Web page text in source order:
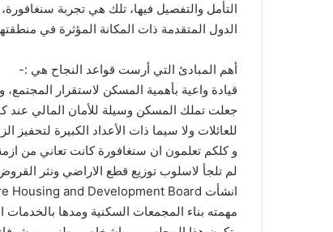
التأمل والتفصيل فيها، تلك هي تجربة
الدول المتقدمة ذات المكانة المؤثرة في
أهم المبادئ التي أرست قواعد النجاح هي :-
قيادة واعية بأهمية المسكن لاستقرار
جعلت تملك المسكن وسيلة للأمان المالي عند
للعائلات ولا سيما ذات الأعداد الكبيرة لتحفيز
و كلكم تعلمون ان سنغافورة كانت تعاني من
لم تلجأ لاسلوب توزيع قطع الاراضي ونثر
انشأت Singapore Housing and Development Board مجلس الاسكان والتنمية .
مهمته بناء المجمعات السكنية ومدها